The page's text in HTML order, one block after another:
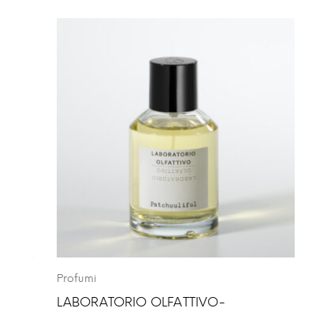
Profumi
LABORATORIO OLFATTIVO-